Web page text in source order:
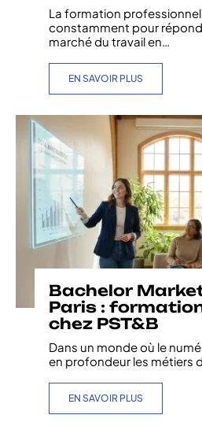
La formation
constamment pour
marché du travail en
EN SAVOIR PLUS
Bachelor
Paris :
chez PST&B
Dans un monde où le
en profondeur les métiers
EN SAVOIR PLUS